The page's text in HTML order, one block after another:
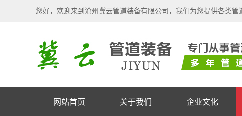
您好，欢迎来到沧州冀云管道装备有限公司，我们为您提供各类管
网站首页 关于我们 企业文化